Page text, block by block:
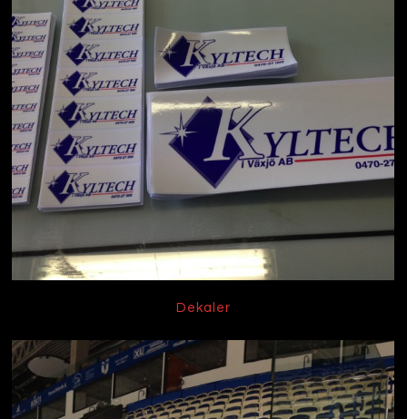
Dekaler